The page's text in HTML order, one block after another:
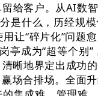
客户。从AI数智
是什么，历经规
让“碎片化”问
亭成为“超等个别”
晰地界定出成功
场合排场。全面